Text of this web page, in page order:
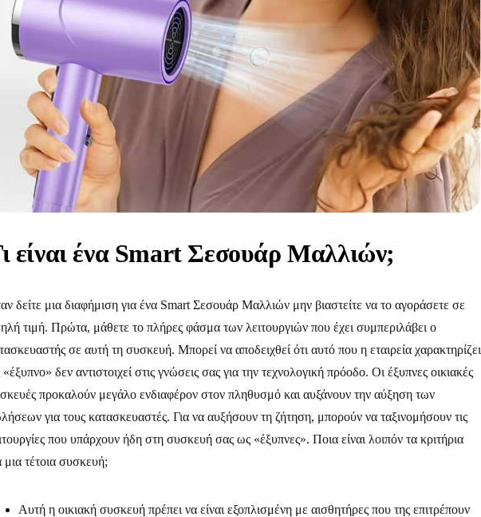
είναι ένα Smart Σεσουάρ Μαλλιών;
δείτε μια διαφήμιση για ένα Smart Σεσουάρ Μαλλιών μην βιαστείτε να το αγοράσετε σε
τιμή. Πρώτα, μάθετε το πλήρες φάσμα των λειτουργιών που έχει συμπεριλάβει ο
σε αυτή τη συσκευή. Μπορεί να αποδειχθεί ότι αυτό που η εταιρεία χαρακτηρίζει
δεν αντιστοιχεί στις γνώσεις σας για την τεχνολογική πρόοδο. Οι έξυπνες οικιακές
προκαλούν μεγάλο ενδιαφέρον στον πληθυσμό και αυξάνουν την αύξηση των
για τους κατασκευαστές. Για να αυξήσουν τη ζήτηση, μπορούν να ταξινομήσουν τις
που υπάρχουν ήδη στη συσκευή σας ως «έξυπνες». Ποια είναι λοιπόν τα κριτήρια
μια τέτοια συσκευή;
Αυτή η οικιακή συσκευή πρέπει να είναι εξοπλισμένη με αισθητήρες που της επιτρέπουν